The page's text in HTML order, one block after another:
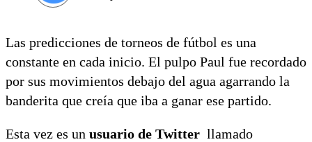
Las predicciones de torneos de fútbol es una
constante en cada inicio. El pulpo Paul fue recordado
por sus movimientos debajo del agua agarrando la
banderita que creía que iba a ganar ese partido.
Esta vez es un usuario de Twitter llamado